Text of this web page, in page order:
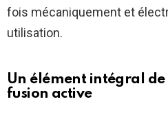
fois mécaniquement et
utilisation.
Un élément intégral de
fusion active